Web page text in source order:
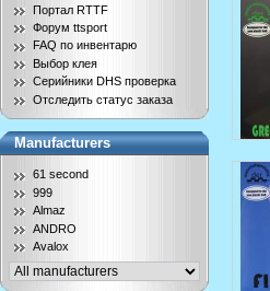
Портал RTTF
Форум ttsport
FAQ по инвентарю
Выбор клея
Серийники DHS проверка
Отследить статус заказа
Manufacturers
61 second
999
Almaz
ANDRO
Avalox